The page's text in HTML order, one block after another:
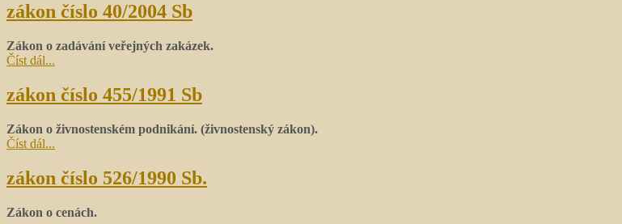
zákon číslo 40/2004 Sb
Zákon o zadávání veřejných zakázek.
Číst dál...
zákon číslo 455/1991 Sb
Zákon o živnostenském podnikání. (živnostenský zákon).
Číst dál...
zákon číslo 526/1990 Sb.
Zákon o cenách.